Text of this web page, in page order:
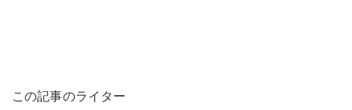
この記事のライター